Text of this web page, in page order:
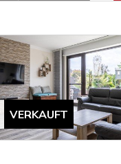
VERKAUFT